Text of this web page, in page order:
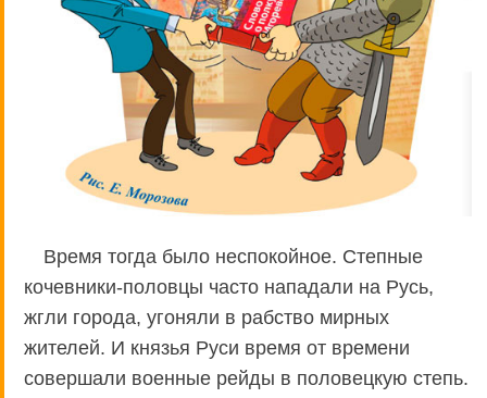
Время тогда было неспокойное. Степные
кочевники-половцы часто нападали на Русь,
жгли города, угоняли в рабство мирных
жителей. И князья Руси время от времени
совершали военные рейды в половецкую степь.